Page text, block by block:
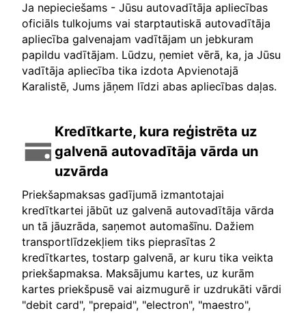
Ja nepieciešams - Jūsu autovadītāja apliecības
oficiāls tulkojums vai starptautiskā autovadītāja
apliecība galvenajam vadītājam un jebkuram
papildu vadītājam. Lūdzu, ņemiet vērā, ka, ja Jūsu
vadītāja apliecība tika izdota Apvienotajā
Karalistē, Jums jāņem līdzi abas apliecības daļas.
Kredītkarte, kura reģistrēta uz
galvenā autovadītāja vārda un
uzvārda
Priekšapmaksas gadījumā izmantotajai
kredītkartei jābūt uz galvenā autovadītāja vārda
un tā jāuzrāda, saņemot automašīnu. Dažiem
transportlīdzekļiem tiks pieprasītas 2
kredītkartes, tostarp galvenā, ar kuru tika veikta
priekšapmaksa. Maksājumu kartes, uz kurām
kartes priekšpusē vai aizmugurē ir uzdrukāti vārdi
"debit card", "prepaid", "electron", "maestro",